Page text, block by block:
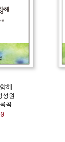
해
원
곡